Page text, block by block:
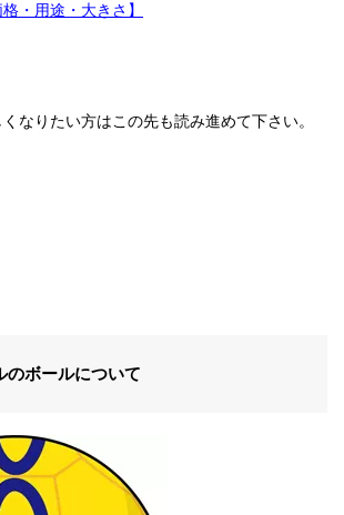
・用途・大きさ】
なりたい方はこの先も読み進めて下さい。
のボールについて